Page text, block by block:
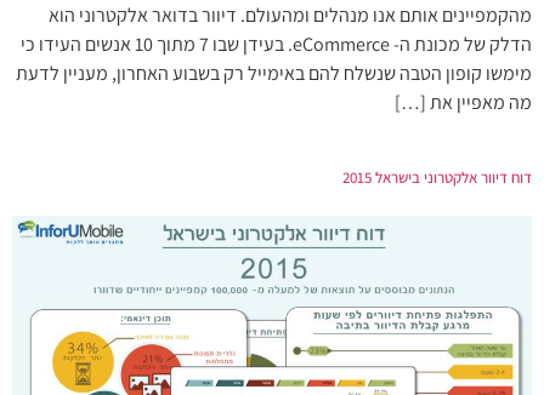
מהקמפיינים אותם אנו מנהלים ומהעולם. דיוור בדואר אלקטרוני הוא
הדלק של מכונת ה- eCommerce. בעידן שבו 7 מתוך 10 אנשים העידו כי
מימשו קופון הטבה שנשלח להם באימייל רק בשבוע האחרון, מעניין לדעת
מה מאפיין את […]
דוח דיוור אלקטרוני בישראל 2015